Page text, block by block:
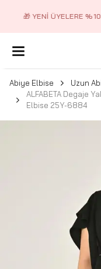
2.500
Abiye Elbise
Uzun
ALFABETA Degaje
Elbise 25Y-6884